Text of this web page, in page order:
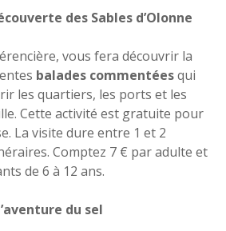
des Sables d’Olonne
vous fera découvrir la
balades commentéesqui
les quartiers, les ports et les
Cette activité est gratuite pour
La visite dure entre 1 et 2
Comptez 7 € par adulte et
de 6 à 12 ans.
du sel